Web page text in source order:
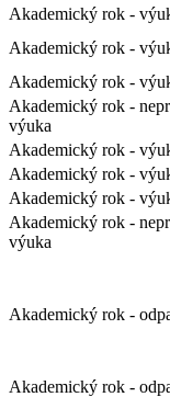
Akademický rok -
Akademický rok -
Akademický rok -
Akademický rok -
výuka
Akademický rok -
Akademický rok -
Akademický rok -
Akademický rok -
výuka
Akademický rok -
Akademický rok -